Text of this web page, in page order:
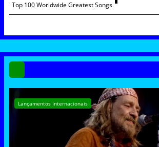
Top 100 Worldwide Greatest Songs
Lançamentos Internacionais